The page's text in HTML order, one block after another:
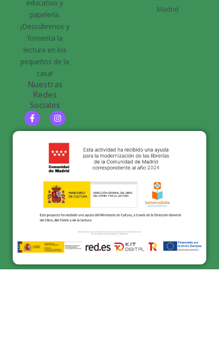
educativo y
papelería.
¡Descúbrenos y
fomenta la
lectura en los
pequeños de la
casa!
Nuestras
Redes
Sociales
Madrid